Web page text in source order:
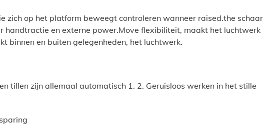
zich op het platform beweegt controleren wanneer raised.the schaar
handtractie en externe power.Move flexibiliteit, maakt het luchtwerk
binnen en buiten gelegenheden, het luchtwerk.
tillen zijn allemaal automatisch 1. 2. Geruisloos werken in het stille